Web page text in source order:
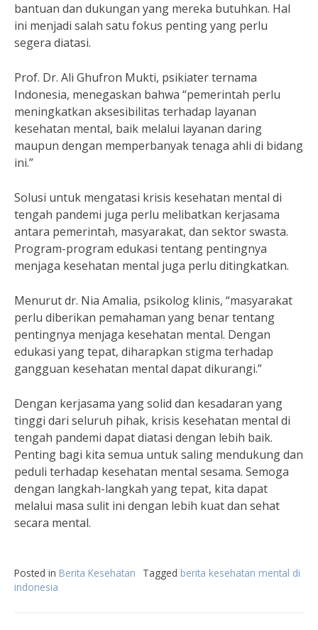
bantuan dan dukungan yang mereka butuhkan. Hal
ini menjadi salah satu fokus penting yang perlu
segera diatasi.
Prof. Dr. Ali Ghufron Mukti, psikiater ternama
Indonesia, menegaskan bahwa “pemerintah perlu
meningkatkan aksesibilitas terhadap layanan
kesehatan mental, baik melalui layanan daring
maupun dengan memperbanyak tenaga ahli di bidang
ini.”
Solusi untuk mengatasi krisis kesehatan mental di
tengah pandemi juga perlu melibatkan kerjasama
antara pemerintah, masyarakat, dan sektor swasta.
Program-program edukasi tentang pentingnya
menjaga kesehatan mental juga perlu ditingkatkan.
Menurut dr. Nia Amalia, psikolog klinis, “masyarakat
perlu diberikan pemahaman yang benar tentang
pentingnya menjaga kesehatan mental. Dengan
edukasi yang tepat, diharapkan stigma terhadap
gangguan kesehatan mental dapat dikurangi.”
Dengan kerjasama yang solid dan kesadaran yang
tinggi dari seluruh pihak, krisis kesehatan mental di
tengah pandemi dapat diatasi dengan lebih baik.
Penting bagi kita semua untuk saling mendukung dan
peduli terhadap kesehatan mental sesama. Semoga
dengan langkah-langkah yang tepat, kita dapat
melalui masa sulit ini dengan lebih kuat dan sehat
secara mental.
Posted in Berita Kesehatan Tagged berita kesehatan mental di
indonesia